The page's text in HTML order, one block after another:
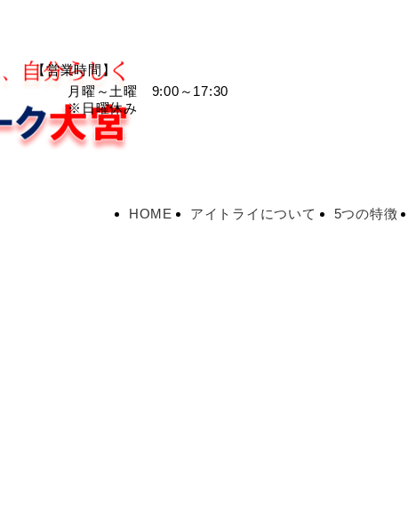
【営業時間】
月曜～土曜 9:00～17:30
※日曜休み
HOME アイトライについて 5つの特徴